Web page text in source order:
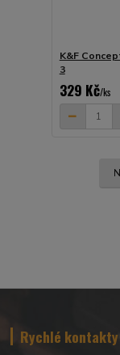
K&F
3
329 Kč/ks
Rychlé kontakty